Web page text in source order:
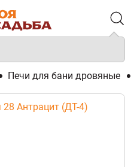
Печи для бани дровяные